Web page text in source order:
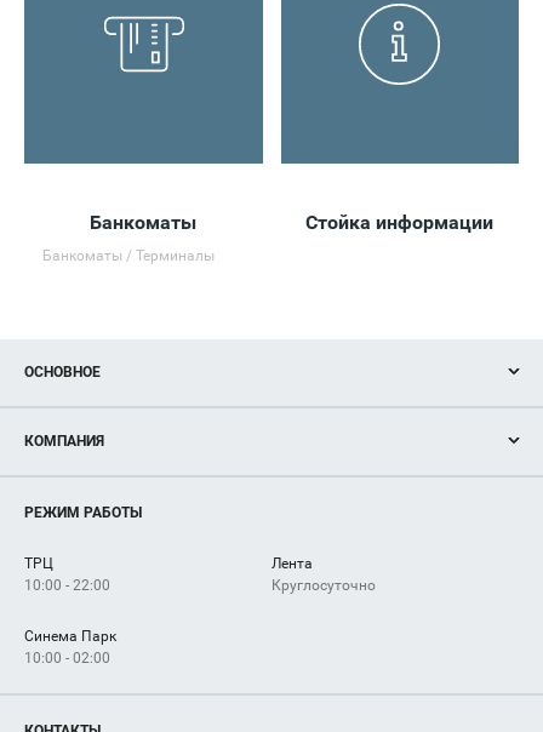
Банкоматы
Банкоматы / Терминалы
Стойка информации
ОСНОВНОЕ
Новости
Магазины
Услуги
КОМПАНИЯ
Рекламодателям
Как добраться
РЕЖИМ РАБОТЫ
ТРЦ
10:00 - 22:00
Лента
Круглосуточно
Синема Парк
10:00 - 02:00